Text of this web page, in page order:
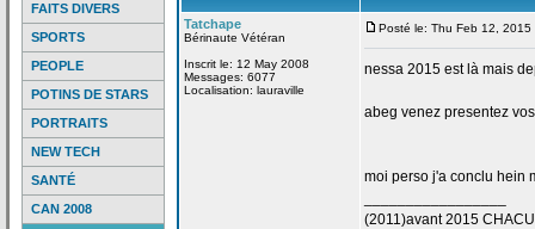
FAITS DIVERS
SPORTS
PEOPLE
POTINS DE STARS
PORTRAITS
NEW TECH
SANTÉ
CAN 2008
Tatchape
Bérinaute Vétéran
Inscrit le: 12 May 2008
Messages: 6077
Localisation: lauraville
Posté le: Thu Feb 12, 2015
nessa 2015 est là mais
abeg venez presentez
moi perso j'a conclu hein
(2011)avant 2015